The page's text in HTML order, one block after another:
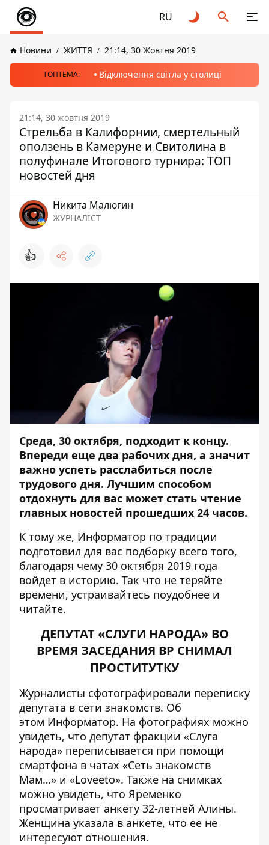
RU
Новини ЖИТТЯ 21:14, 30 Жовтня 2019
ТОПТЕМА: Відключення світла у столиці
21:14, 30 жовтня 2019
Стрельба в Калифорнии, смертельный
оползень в Камеруне и Свитолина в
полуфинале Итогового турнира: ТОП
новостей дня
Никита Малюгин
ЖУРНАЛІСТ
👍
Среда, 30 октября, подходит к концу.
Впереди еще два рабочих дня, а значит
важно успеть расслабиться после
трудового дня. Лучшим способом
отдохнуть для вас может стать чтение
главных новостей прошедших 24 часов.
К тому же, Информатор по традиции
подготовил для вас подборку всего того,
благодаря чему 30 октября 2019 года
войдет в историю. Так что не теряйте
времени, устраивайтесь поудобнее и
читайте.
ДЕПУТАТ «СЛУГИ НАРОДА» ВО
ВРЕМЯ ЗАСЕДАНИЯ ВР СНИМАЛ
ПРОСТИТУТКУ
Журналисты сфотографировали переписку
депутата в сети знакомств. Об
этом Информатор. На фотографиях можно
увидеть, что депутат фракции «Слуга
народа» переписывается при помощи
смартфона в чатах «Сеть знакомств
Мам…» и «Loveeto». Также на снимках
можно увидеть, что Яременко
просматривает анкету 32-летней Алины.
Женщина указала в анкете, что ее не
интересуют отношения.